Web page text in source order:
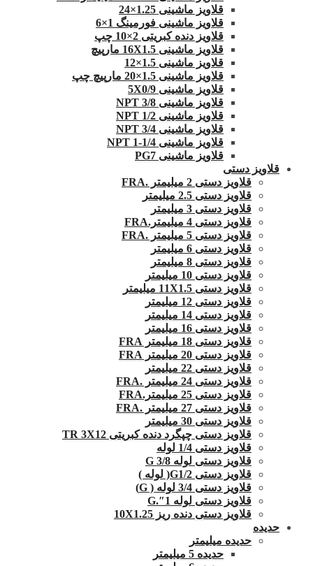
قلاویز ماشینی 1.25×24
قلاویز ماشینی فورمینگ 1×6
قلاویز دنده کبریتی 2×10 چپ
قلاویز ماشینی 16X1.5 مارپیچ
قلاویز ماشینی 1.5×12
قلاویز ماشینی 1.5×20 مارپیچ چپ
قلاویز ماشینی 5X0/9
قلاویز ماشینی 3/8 NPT
قلاویز ماشینی 1/2 NPT
قلاویز ماشینی 3/4 NPT
قلاویز ماشینی 1/4-1 NPT
قلاویز ماشینی PG7
قلاویز دستی
قلاویز دستی 2 میلیمتر .FRA
قلاویز دستی 2.5 میلیمتر
قلاویز دستی 3 میلیمتر
قلاویز دستی 4 میلیمتر.FRA
قلاویز دستی 5 میلیمتر .FRA
قلاویز دستی 6 میلیمتر
قلاویز دستی 8 میلیمتر
قلاویز دستی 10 میلیمتر
قلاویز دستی 11X1.5 میلیمتر
قلاویز دستی 12 میلیمتر
قلاویز دستی 14 میلیمتر
قلاویز دستی 16 میلیمتر
قلاویز دستی 18 میلیمتر FRA
قلاویز دستی 20 میلیمتر FRA
قلاویز دستی 22 میلیمتر
قلاویز دستی 24 میلیمتر .FRA
قلاویز دستی 25 میلیمتر.FRA
قلاویز دستی 27 میلیمتر .FRA
قلاویز دستی 30 میلیمتر
قلاویز دستی چپگرد دنده کبریتی TR 3X12
قلاویز دستی 1/4 لوله
قلاویز دستی لوله G 3/8
قلاویز دستی G1/2( لوله )
قلاویز دستی 3/4 لوله ( G)
قلاویز دستی لوله 1″.G
قلاویز دستی دنده ریز 10X1.25
حدیده
حدیده میلیمتر
حدیده 5 میلیمتر